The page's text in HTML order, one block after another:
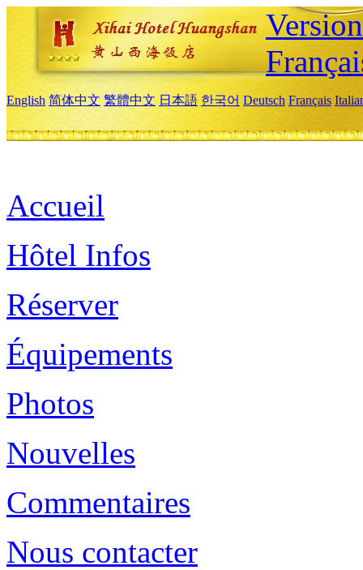
English 简体中文 繁體中文 日本語 한국어 Deutsch Français
Accueil
Hôtel Infos
Réserver
Équipements
Photos
Nouvelles
Commentaires
Nous contacter